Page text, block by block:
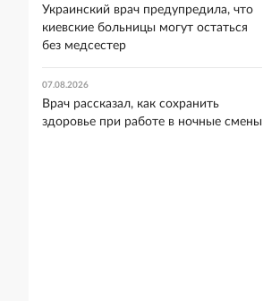
Украинский врач предупредила, что
киевские больницы могут остаться
без медсестер
07.08.2026
Врач рассказал, как сохранить
здоровье при работе в ночные смены